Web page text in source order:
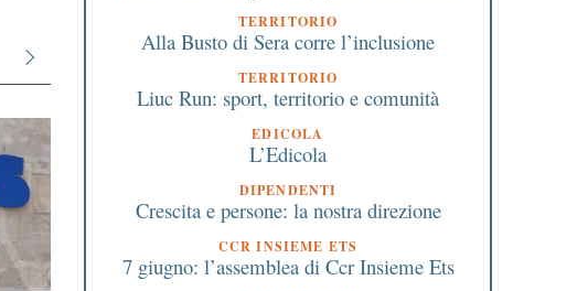
TERRITORIO
Alla Busto di Sera corre l’inclusione
TERRITORIO
Liuc Run: sport, territorio e comunità
EDICOLA
L’Edicola
DIPENDENTI
Crescita e persone: la nostra direzione
CCR INSIEME ETS
7 giugno: l’assemblea di Ccr Insieme Ets